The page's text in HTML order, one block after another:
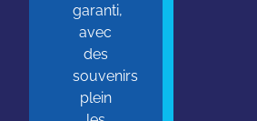
garanti,
avec
des
souvenirs
plein